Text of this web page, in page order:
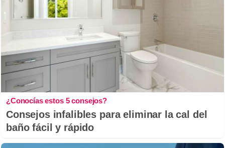
¿Conocías estos 5 consejos?
Consejos infalibles para eliminar la cal del
baño fácil y rápido